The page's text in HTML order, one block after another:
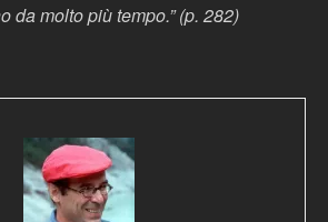
da molto più tempo.” (p. 282)